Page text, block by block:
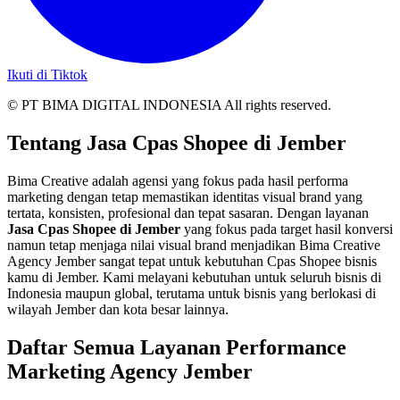
Ikuti di Tiktok
© PT BIMA DIGITAL INDONESIA All rights reserved.
Tentang Jasa Cpas Shopee di Jember
Bima Creative adalah agensi yang fokus pada hasil performa
marketing dengan tetap memastikan identitas visual brand yang
tertata, konsisten, profesional dan tepat sasaran. Dengan layanan
Jasa Cpas Shopee di Jember yang fokus pada target hasil konversi
namun tetap menjaga nilai visual brand menjadikan Bima Creative
Agency Jember sangat tepat untuk kebutuhan Cpas Shopee bisnis
kamu di Jember. Kami melayani kebutuhan untuk seluruh bisnis di
Indonesia maupun global, terutama untuk bisnis yang berlokasi di
wilayah Jember dan kota besar lainnya.
Daftar Semua Layanan Performance
Marketing Agency Jember